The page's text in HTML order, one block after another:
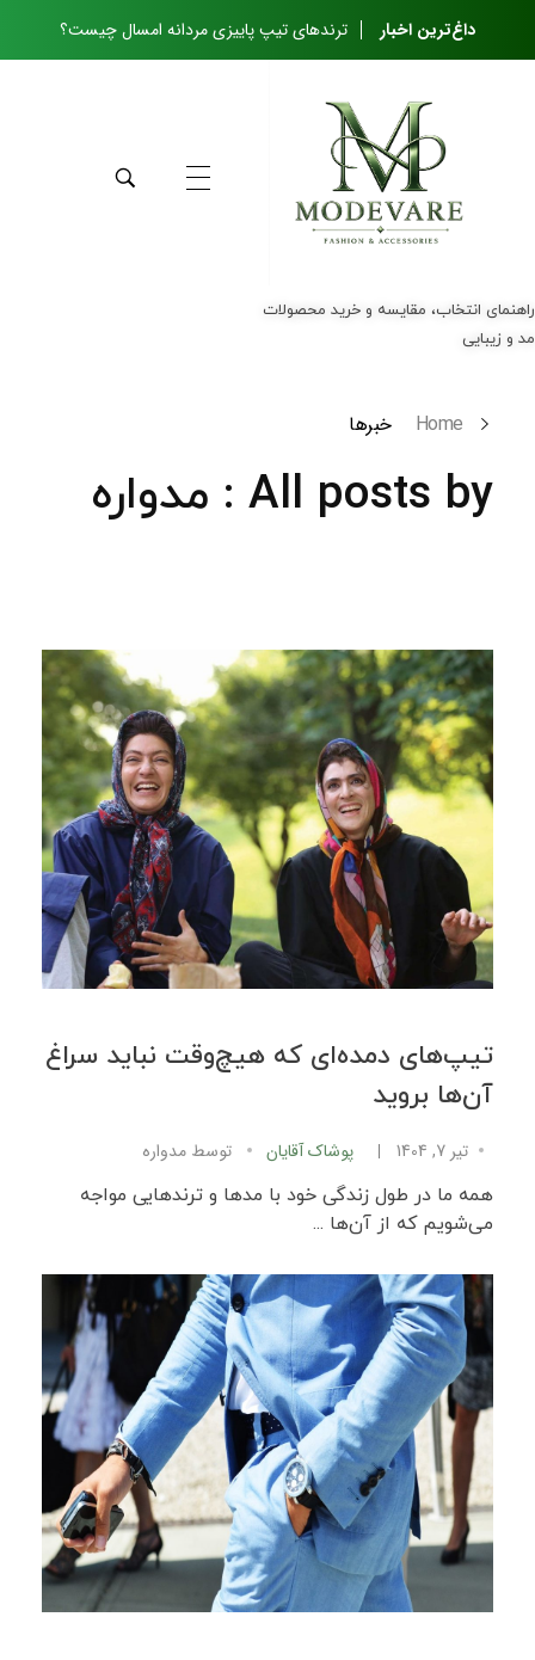
داغ‌ترین اخبار ترندهای تیپ پاییزی مردانه امسال چیست؟
مجله مدواره
راهنمای انتخاب، مقایسه و خرید محصولات
مد و زیبایی
Home خبرها
All posts by : مدواره
تیپ‌های دمده‌ای که هیچ‌وقت نباید سراغ
آن‌ها بروید
تیر 7, 1404 پوشاک آقایان توسط مدواره
همه ما در طول زندگی خود با مدها و ترندهایی مواجه
می‌شویم که از آن‌ها ...